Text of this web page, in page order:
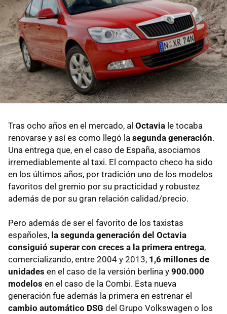
Tras ocho años en el mercado, al Octavia le tocaba
renovarse y así es como llegó la segunda generación.
Una entrega que, en el caso de España, asociamos
irremediablemente al taxi. El compacto checo ha sido
en los últimos años, por tradición uno de los modelos
favoritos del gremio por su practicidad y robustez
además de por su gran relación calidad/precio.
Pero además de ser el favorito de los taxistas
españoles, la segunda generación del Octavia
consiguió superar con creces a la primera entrega,
comercializando, entre 2004 y 2013, 1,6 millones de
unidades en el caso de la versión berlina y 900.000
modelos en el caso de la Combi. Esta nueva
generación fue además la primera en estrenar el
cambio automático DSG del Grupo Volkswagen o los